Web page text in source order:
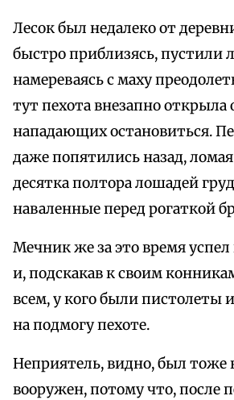
Лесок был недалеко от
быстро приблизясь, пустили
намереваясь с маху
тут пехота внезапно открыла
нападающих остановиться.
даже попятились назад,
десятка полтора лошадей
наваленные перед рогаткой
Мечник же за это время
и, подскакав к своим
всем, у кого были пистолеты
на подмогу пехоте.
Неприятель, видно, был тоже
вооружен, потому что, после